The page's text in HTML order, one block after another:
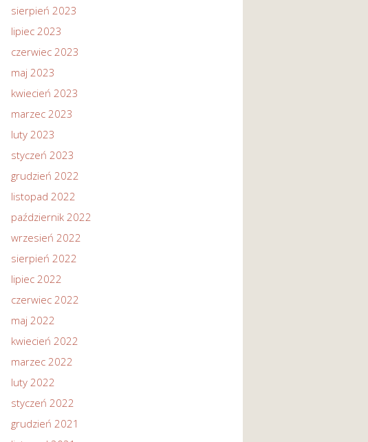
sierpień 2023
lipiec 2023
czerwiec 2023
maj 2023
kwiecień 2023
marzec 2023
luty 2023
styczeń 2023
grudzień 2022
listopad 2022
październik 2022
wrzesień 2022
sierpień 2022
lipiec 2022
czerwiec 2022
maj 2022
kwiecień 2022
marzec 2022
luty 2022
styczeń 2022
grudzień 2021